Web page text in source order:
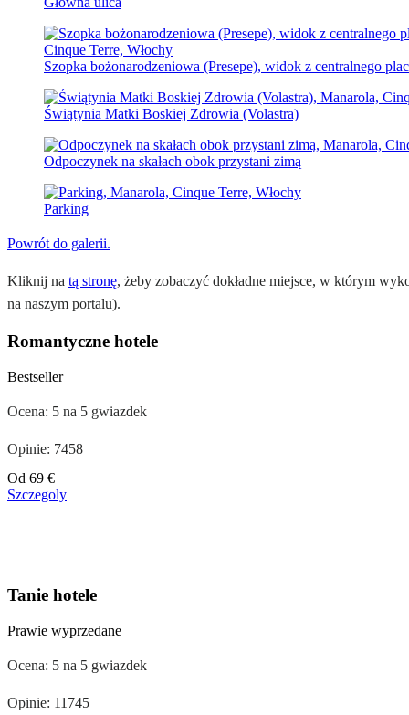
Szopka bożonarodzeniowa (Presepe), widok z centralnego
Świątynia Matki Boskiej Zdrowia (Volastra)
Odpoczynek na skałach obok przystani zimą
Parking
Powrót do galerii.
Kliknij na tą stronę, żeby zobaczyć dokładne miejsce, w którym
na naszym portalu).
Romantyczne hotele
Bestseller
Ocena: 5 na 5 gwiazdek
Opinie: 7458
Cena
od
Od 69 €
Szczegoly
Tanie hotele
Prawie wyprzedane
Ocena: 5 na 5 gwiazdek
Opinie: 11745